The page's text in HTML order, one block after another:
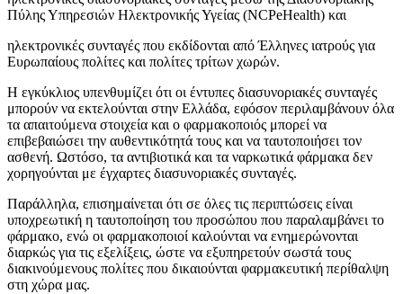
Πύλης Υπηρεσιών Ηλεκτρονικής Υγείας (NCPeHealth) και
ηλεκτρονικές συνταγές που εκδίδονται από Έλληνες ιατρούς για
Ευρωπαίους πολίτες και πολίτες τρίτων χωρών.
Η εγκύκλιος υπενθυμίζει ότι οι έντυπες διασυνοριακές συνταγές
μπορούν να εκτελούνται στην Ελλάδα, εφόσον περιλαμβάνουν όλα
τα απαιτούμενα στοιχεία και ο φαρμακοποιός μπορεί να
επιβεβαιώσει την αυθεντικότητά τους και να ταυτοποιήσει τον
ασθενή. Ωστόσο, τα αντιβιοτικά και τα ναρκωτικά φάρμακα δεν
χορηγούνται με έγχαρτες διασυνοριακές συνταγές.
Παράλληλα, επισημαίνεται ότι σε όλες τις περιπτώσεις είναι
υποχρεωτική η ταυτοποίηση του προσώπου που παραλαμβάνει το
φάρμακο, ενώ οι φαρμακοποιοί καλούνται να ενημερώνονται
διαρκώς για τις εξελίξεις, ώστε να εξυπηρετούν σωστά τους
διακινούμενους πολίτες που δικαιούνται φαρμακευτική περίθαλψη
στη χώρα μας.